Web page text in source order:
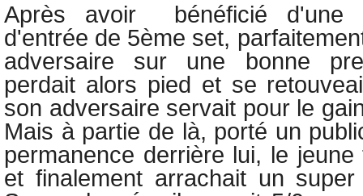
Après avoir bénéficié d'une
d'entrée de 5ème set,
adversaire sur une bonne
perdait alors pied et se
son adversaire servait pour le
Mais à partie de là, porté un
permanence derrière lui, le
et finalement arrachait un